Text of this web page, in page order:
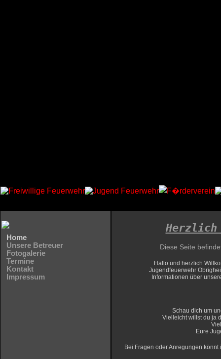
Home
Unsere Betreuer
Fotogalerie
Termine
Kontakt
Impressum
Herzlich
Diese Seite
Hallo und herzlich
Jugendfeuerwehr
Informationen über
Schau dich um
Vielleicht willst du ja
Eure
Bei Fragen oder Anregungen